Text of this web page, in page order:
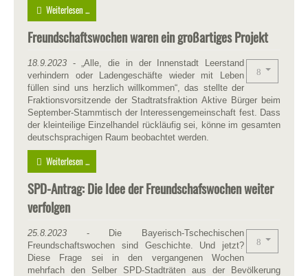
Weiterlesen ...
Freundschaftswochen waren ein großartiges Projekt
18.9.2023 - „Alle, die in der Innenstadt Leerstand
verhindern oder Ladengeschäfte wieder mit Leben
füllen sind uns herzlich willkommen“, das stellte der
Fraktionsvorsitzende der Stadtratsfraktion Aktive Bürger beim
September-Stammtisch der Interessengemeinschaft fest. Dass
der kleinteilige Einzelhandel rückläufig sei, könne im gesamten
deutschsprachigen Raum beobachtet werden.
Weiterlesen ...
SPD-Antrag: Die Idee der Freundschafswochen weiter
verfolgen
25.8.2023 - Die Bayerisch-Tschechischen
Freundschaftswochen sind Geschichte. Und jetzt?
Diese Frage sei in den vergangenen Wochen
mehrfach den Selber SPD-Stadträten aus der Bevölkerung